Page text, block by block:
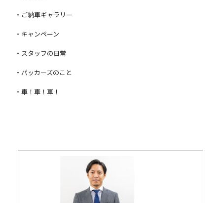
・ご納車ギャラリー
・キャンペーン
・スタッフの日常
・パッカーズのこと
・車！車！車！